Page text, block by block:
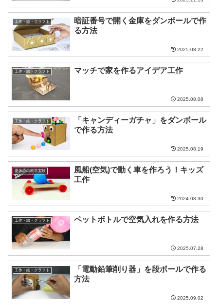
工作・絵・クラフト
暗証番号で開く金庫をダンボールで作
る方法
2025.08.22
工作・絵・クラフト マッチで家を作るアイデア工作
2025.08.08
工作・絵・クラフト
「キャンディーガチャ」をダンボール
で作る方法
2025.08.19
夏休みの科学実験
風船(空気)で動く車を作ろう！キッズ
工作
2024.08.30
工作・絵・クラフト ペットボトルで空気入れを作る方法
2025.07.28
工作・絵・クラフト
「電動鉛筆削り器」を段ボールで作る
方法
2025.09.02